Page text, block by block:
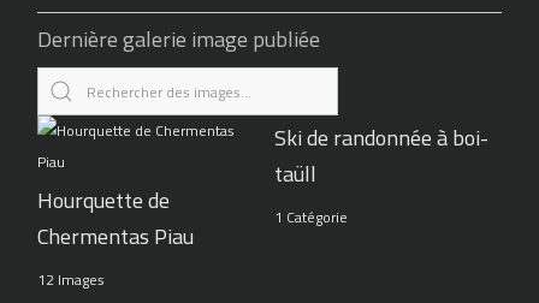
Dernière galerie image publiée
Hourquette de
Chermentas Piau
12 Images
Ski de randonnée à boi-
taüll
1 Catégorie